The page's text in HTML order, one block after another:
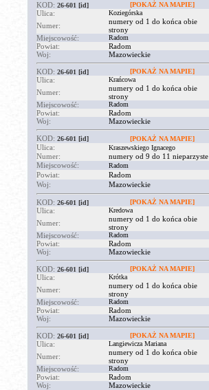
KOD: 26-601 [id] [POKAŻ NA MAPIE]
Ulica: Koziegórska
Numer:
numery od 1 do końca obie
strony
Miejscowość:
Radom
Powiat:
Radom
Woj:
Mazowieckie
KOD: 26-601 [id] [POKAŻ NA MAPIE]
Ulica: Krańcowa
Numer:
numery od 1 do końca obie
strony
Miejscowość:
Radom
Powiat:
Radom
Woj:
Mazowieckie
KOD: 26-601 [id] [POKAŻ NA MAPIE]
Ulica: Kraszewskiego Ignacego
Numer:
numery od 9 do 11 nieparzyste
Miejscowość:
Radom
Powiat:
Radom
Woj:
Mazowieckie
KOD: 26-601 [id] [POKAŻ NA MAPIE]
Ulica: Kredowa
Numer:
numery od 1 do końca obie
strony
Miejscowość:
Radom
Powiat:
Radom
Woj:
Mazowieckie
KOD: 26-601 [id] [POKAŻ NA MAPIE]
Ulica: Krótka
Numer:
numery od 1 do końca obie
strony
Miejscowość:
Radom
Powiat:
Radom
Woj:
Mazowieckie
KOD: 26-601 [id] [POKAŻ NA MAPIE]
Ulica: Langiewicza Mariana
Numer:
numery od 1 do końca obie
strony
Miejscowość:
Radom
Powiat:
Radom
Woj:
Mazowieckie